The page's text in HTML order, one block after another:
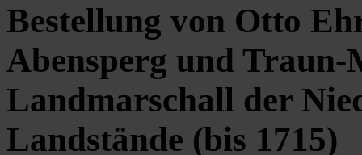
Bestellung von Otto
Abensperg und Traun-
Landmarschall der
Landstände (bis 1715)